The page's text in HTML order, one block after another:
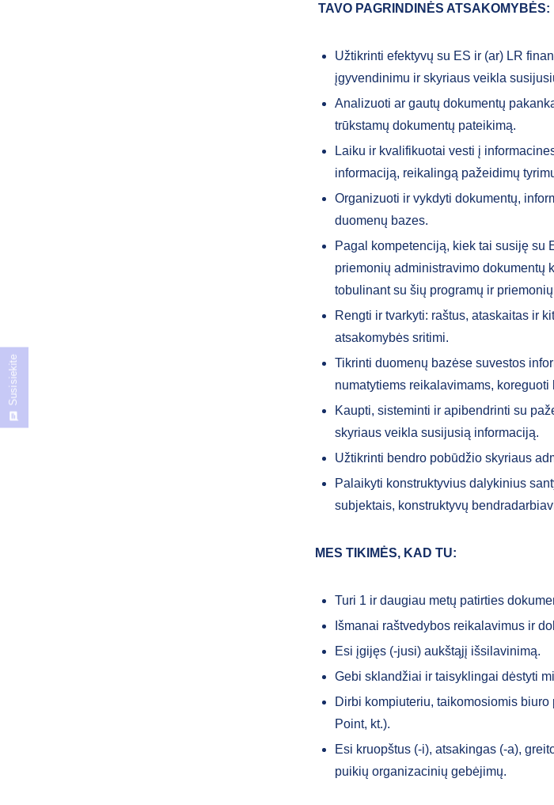
TAVO PAGRINDINĖS ATSAKOMYBĖS:
Užtikrinti efektyvų su ES ir (ar) LR
įgyvendinimu ir skyriaus veikla
Analizuoti ar gautų dokumentų
trūkstamų dokumentų pateikimą.
Laiku ir kvalifikuotai vesti į
informaciją, reikalingą pažeidimų
Organizuoti ir vykdyti dokumentų,
duomenų bazes.
Pagal kompetenciją, kiek tai susiję su
priemonių administravimo dokumentų
tobulinant su šių programų ir
Rengti ir tvarkyti: raštus, ataskaitas ir
atsakomybės sritimi.
Tikrinti duomenų bazėse suvestos
numatytiems reikalavimams, koreguoti
Kaupti, sisteminti ir apibendrinti su
skyriaus veikla susijusią informaciją.
Užtikrinti bendro pobūdžio skyriaus
Palaikyti konstruktyvius dalykinius
subjektais, konstruktyvų
MES TIKIMĖS, KAD TU:
Turi 1 ir daugiau metų patirties
Išmanai raštvedybos reikalavimus ir
Esi įgijęs (-jusi) aukštąjį išsilavinimą.
Gebi sklandžiai ir taisyklingai dėstyti
Dirbi kompiuteriu, taikomosiomis
Point, kt.).
Esi kruopštus (-i), atsakingas (-a),
puikių organizacinių gebėjimų.
Susisiekite